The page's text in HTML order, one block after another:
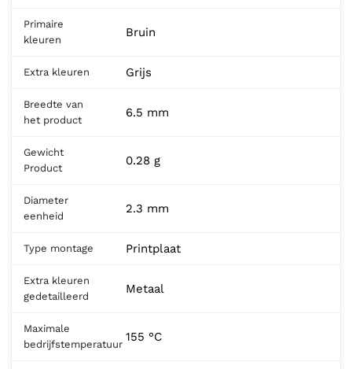
Primaire
kleuren
Bruin
Extra kleuren Grijs
Breedte van
het product
6.5 mm
Gewicht
Product
0.28 g
Diameter
eenheid
2.3 mm
Type montage Printplaat
Extra kleuren
gedetailleerd
Metaal
Maximale
bedrijfstemperatuur
155 °C